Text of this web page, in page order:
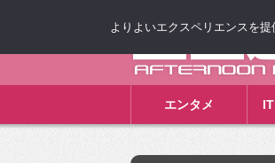
エンタメ
よりよいエクスペリエンスを